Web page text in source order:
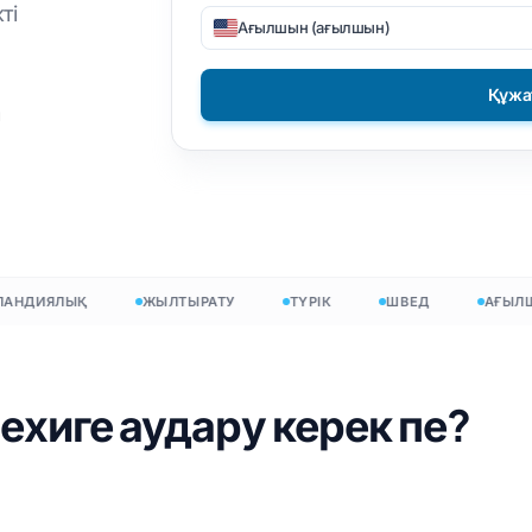
саны
PNG файлын PDF
форматына
Филиппин
Барлық 120+ тіл →
Ағылшын (ағылшын)
ЖЫЛТЫРАТУ ТҮРІК ШВЕД
аудару керек пе?